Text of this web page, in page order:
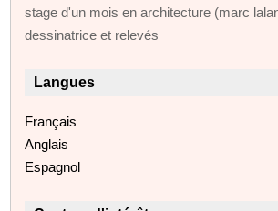
stage d'un mois en architecture (marc
dessinatrice et relevés
Langues
Français
Anglais
Espagnol